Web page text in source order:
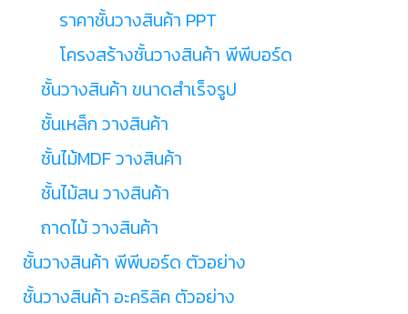
ราคาชั้นวางสินค้า PPT
โครงสร้างชั้นวางสินค้า พีพีบอร์ด
ชั้นวางสินค้า ขนาดสำเร็จรูป
ชั้นเหล็ก วางสินค้า
ชั้นไม้MDF วางสินค้า
ชั้นไม้สน วางสินค้า
ถาดไม้ วางสินค้า
ชั้นวางสินค้า พีพีบอร์ด ตัวอย่าง
ชั้นวางสินค้า อะคริลิค ตัวอย่าง